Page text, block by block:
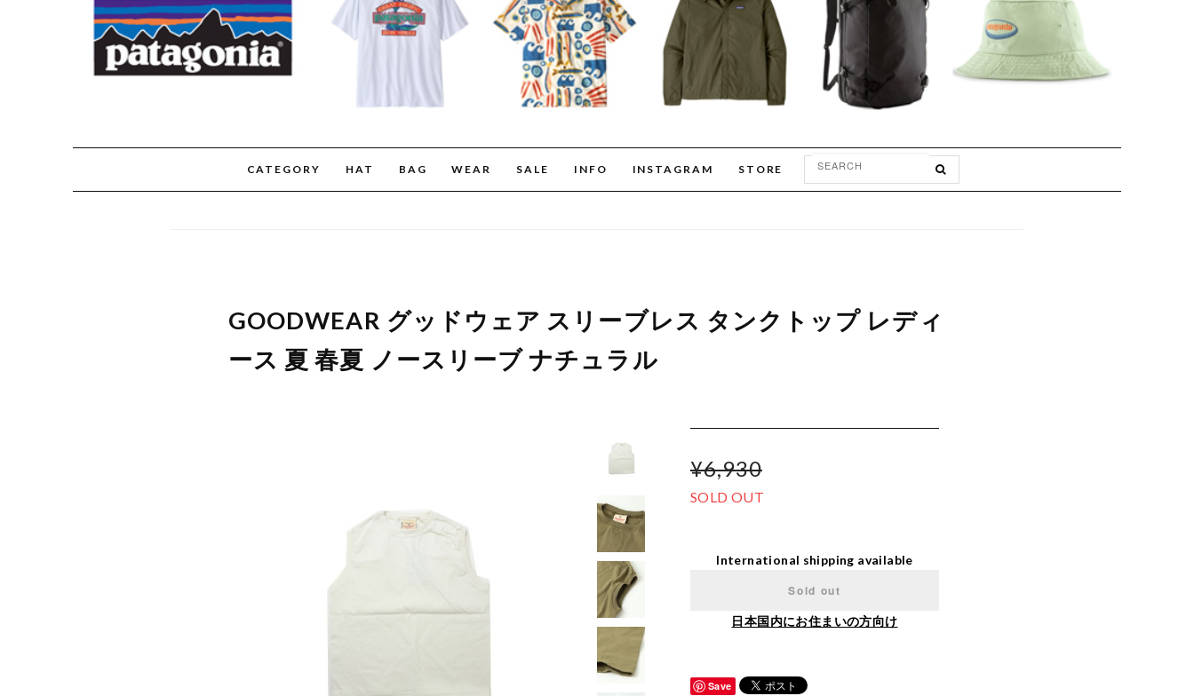
CATEGORY HAT BAG WEAR SALE INFO INSTAGRAM STORE
GOODWEAR グッドウェア スリーブレス タンクトップ レディ
ース 夏 春夏 ノースリーブ ナチュラル
¥6,930
SOLD OUT
International shipping available
Sold out
日本国内にお住まいの方向け
Save